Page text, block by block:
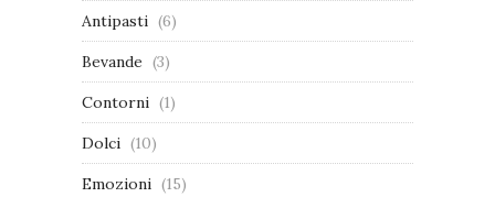
Antipasti (6)
Bevande (3)
Contorni (1)
Dolci (10)
Emozioni (15)